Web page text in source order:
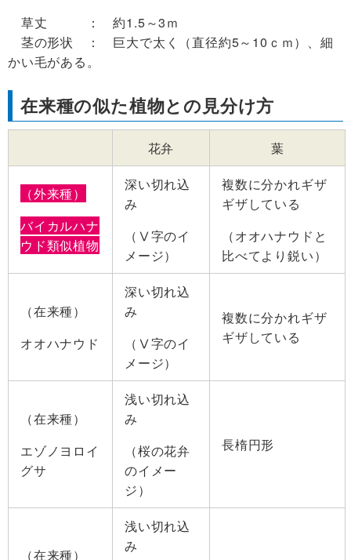
草丈 ： 約1.5～3ｍ
茎の形状 ： 巨大で太く（直径約5～10ｃｍ）、細
かい毛がある。
在来種の似た植物との見分け方
花弁 葉
（外来種）
バイカルハナ
ウド類似植物
深い切れ込
み
（Ⅴ字のイ
メージ）
複数に分かれギザ
ギザしている
（オオハナウドと
比べてより鋭い）
（在来種）
オオハナウド
深い切れ込
み
（Ⅴ字のイ
メージ）
複数に分かれギザ
ギザしている
（在来種）
エゾノヨロイ
グサ
浅い切れ込
み
（桜の花弁
のイメー
ジ）
長楕円形
（在来種）
浅い切れ込
み